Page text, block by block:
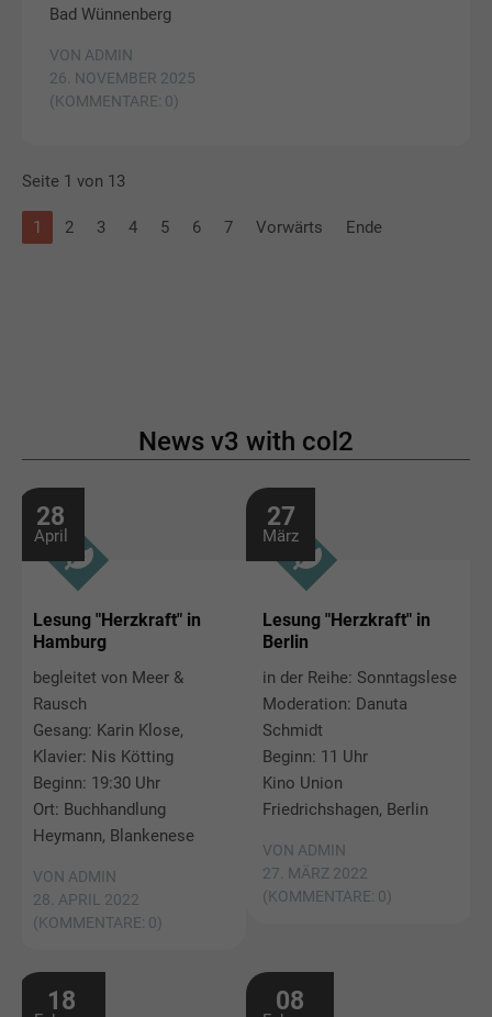
Bad Wünnenberg
VON ADMIN
26. NOVEMBER 2025
(KOMMENTARE: 0)
Seite 1 von 13
1 2 3 4 5 6 7 Vorwärts Ende
News v3 with col2
28
April
Lesung "Herzkraft" in
Hamburg
begleitet von Meer &
Rausch
Gesang: Karin Klose,
Klavier: Nis Kötting
Beginn: 19:30 Uhr
Ort: Buchhandlung
Heymann, Blankenese
VON ADMIN
28. APRIL 2022
(KOMMENTARE: 0)
27
März
Lesung "Herzkraft" in
Berlin
in der Reihe: Sonntagslese
Moderation: Danuta
Schmidt
Beginn: 11 Uhr
Kino Union
Friedrichshagen, Berlin
VON ADMIN
27. MÄRZ 2022
(KOMMENTARE: 0)
18 08